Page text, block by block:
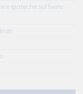
e ipoteche sul bene